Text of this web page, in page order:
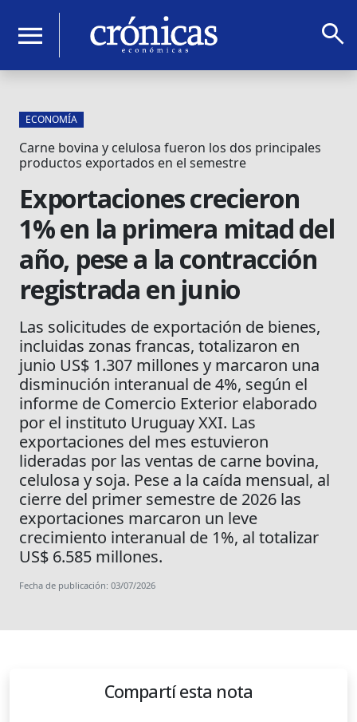
menu search
ECONOMÍA
Carne bovina y celulosa fueron los dos principales
productos exportados en el semestre
Exportaciones crecieron
1% en la primera mitad del
año, pese a la contracción
registrada en junio
Las solicitudes de exportación de bienes,
incluidas zonas francas, totalizaron en
junio US$ 1.307 millones y marcaron una
disminución interanual de 4%, según el
informe de Comercio Exterior elaborado
por el instituto Uruguay XXI. Las
exportaciones del mes estuvieron
lideradas por las ventas de carne bovina,
celulosa y soja. Pese a la caída mensual, al
cierre del primer semestre de 2026 las
exportaciones marcaron un leve
crecimiento interanual de 1%, al totalizar
US$ 6.585 millones.
Fecha de publicación: 03/07/2026
Compartí esta nota